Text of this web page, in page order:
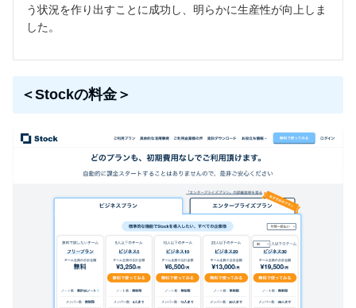
う状況を作り出すことに成功し、明らかに生産性が向上しま
した。
＜Stockの料金＞